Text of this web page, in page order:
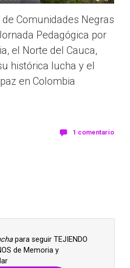
Comunidades Negras
Pedagógica por
el Norte del Cauca,
histórica lucha y el
en Colombia
1 comentario
para seguir TEJIENDO
de Memoria y